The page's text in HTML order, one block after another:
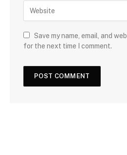
Save my name, email, and
for the next time I comment.